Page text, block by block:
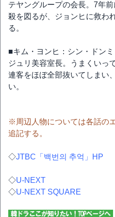
テヤングループの会長。7年
殺を図るが、ジョンヒに救わ
る。
■キム・ヨンヒ：シン・ドンミ
ジュリ美容室長。うまくいっ
連客をほぼ全部抜いてしまい
い。
※周辺人物については各話の
追記する。
◇JTBC「백번의 추억」HP
◇U-NEXT
◇U-NEXT SQUARE